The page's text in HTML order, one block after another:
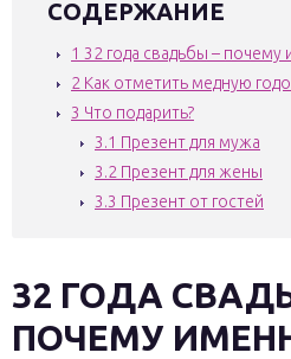
СОДЕРЖАНИЕ
1 32 года свадьбы – почему
2 Как отметить медную
3 Что подарить?
3.1 Презент для мужа
3.2 Презент для жены
3.3 Презент от гостей
32 ГОДА
ПОЧЕМУ